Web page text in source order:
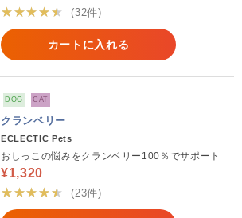
★★★★★
(32件)
カートに入れる
DOG CAT
クランベリー
ECLECTIC Pets
おしっこの悩みをクランベリー100％でサポート
¥1,320
★★★★★
(23件)